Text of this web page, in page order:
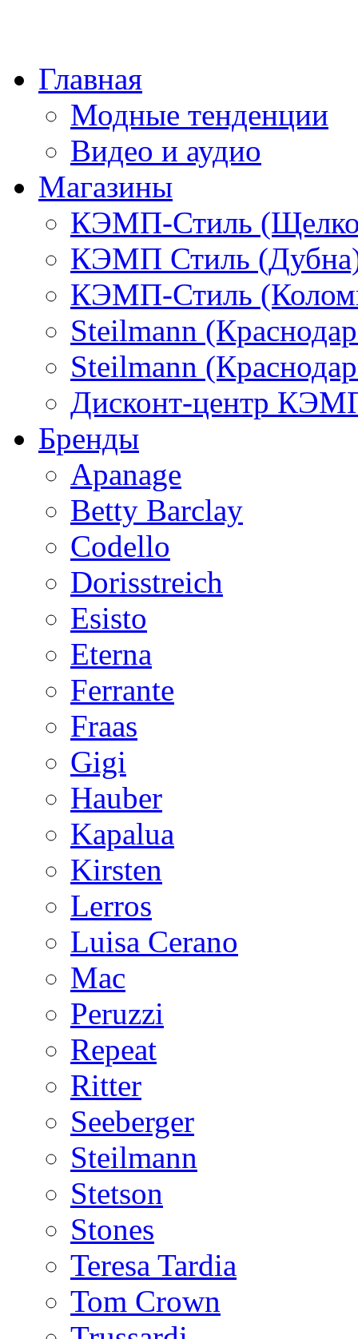
Главная
Модные тенденции
Видео и аудио
Магазины
КЭМП-Стиль
КЭМП Стиль
КЭМП-Стиль
Steilmann
Steilmann
Дисконт-центр
Бренды
Apanage
Betty Barclay
Codello
Dorisstreich
Esisto
Eterna
Ferrante
Fraas
Gigi
Hauber
Kapalua
Kirsten
Lerros
Luisa Cerano
Mac
Peruzzi
Repeat
Ritter
Seeberger
Steilmann
Stetson
Stones
Teresa Tardia
Tom Crown